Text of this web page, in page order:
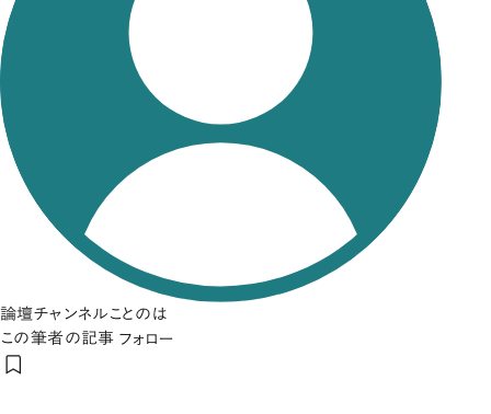
論壇チャンネルことのは
この筆者の記事 フォロー